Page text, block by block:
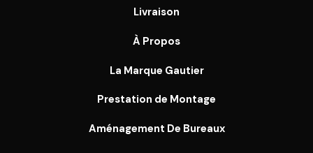
Livraison
À Propos
La Marque Gautier
Prestation de Montage
Aménagement De Bureaux